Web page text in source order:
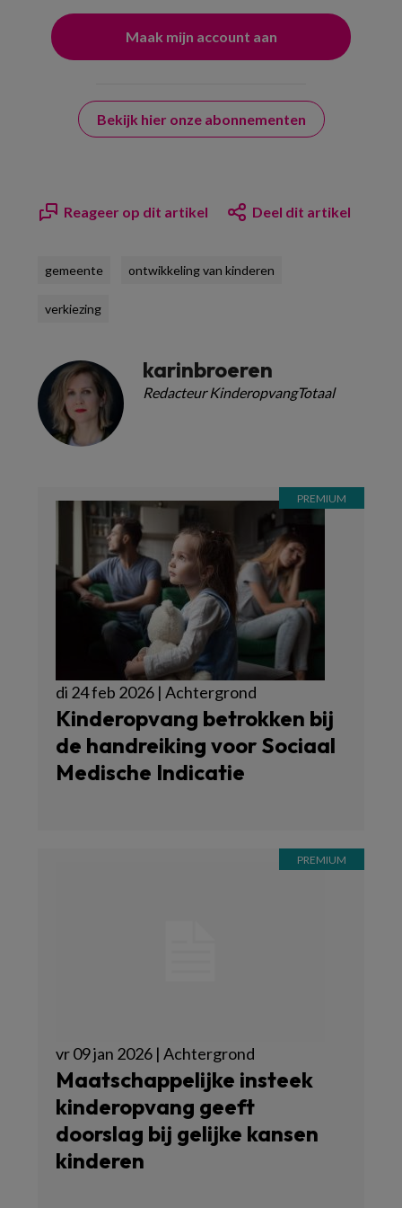
Bekijk hier onze abonnementen
Reageer op dit artikel Deel dit artikel
gemeente ontwikkeling van kinderen
verkiezing
karinbroeren
Redacteur KinderopvangTotaal
di 24 feb 2026 | Achtergrond
Kinderopvang betrokken bij
de handreiking voor Sociaal
Medische Indicatie
vr 09 jan 2026 | Achtergrond
Maatschappelijke insteek
kinderopvang geeft
doorslag bij gelijke kansen
kinderen